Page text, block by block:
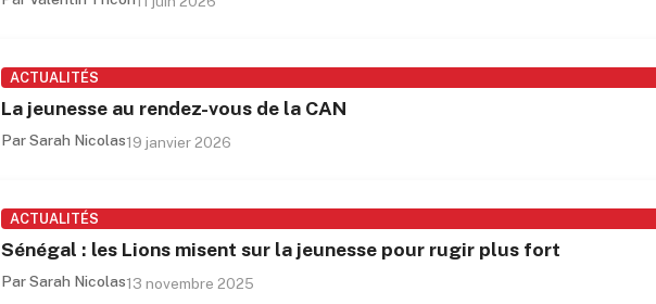
ACTUALITÉS
La jeunesse au rendez-vous de la CAN
Par Sarah Nicolas19 janvier 2026
ACTUALITÉS
Sénégal : les Lions misent sur la jeunesse pour rugir plus fort
Par Sarah Nicolas13 novembre 2025